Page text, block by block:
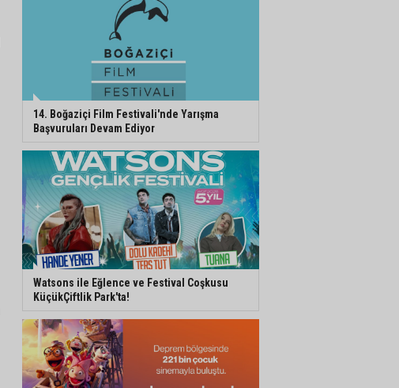
14. Boğaziçi Film Festivali'nde Yarışma
Başvuruları Devam Ediyor
Watsons ile Eğlence ve Festival Coşkusu
KüçükÇiftlik Park'ta!